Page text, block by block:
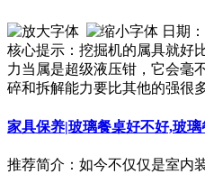
日期
核心提示：挖掘机的属具就好
力当属是超级液压钳，它会毫
碎和拆解能力要比其他的强很
家具保养|玻璃餐桌好不好,玻
推荐简介：如今不仅仅是室内